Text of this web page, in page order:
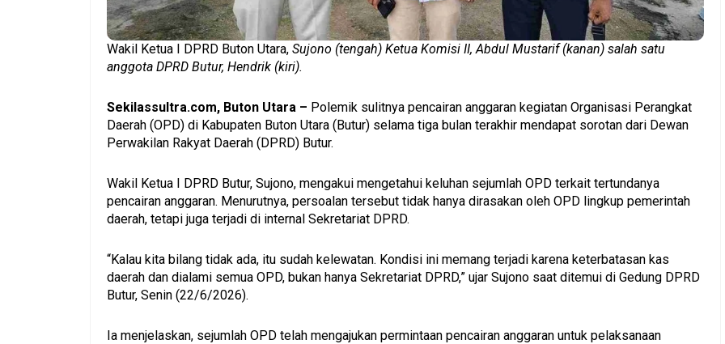
Wakil Ketua I DPRD Buton Utara, Sujono (tengah) Ketua Komisi II, Abdul Mustarif (kanan) salah satu
anggota DPRD Butur, Hendrik (kiri).
Sekilassultra.com, Buton Utara – Polemik sulitnya pencairan anggaran kegiatan Organisasi Perangkat
Daerah (OPD) di Kabupaten Buton Utara (Butur) selama tiga bulan terakhir mendapat sorotan dari Dewan
Perwakilan Rakyat Daerah (DPRD) Butur.
Wakil Ketua I DPRD Butur, Sujono, mengakui mengetahui keluhan sejumlah OPD terkait tertundanya
pencairan anggaran. Menurutnya, persoalan tersebut tidak hanya dirasakan oleh OPD lingkup pemerintah
daerah, tetapi juga terjadi di internal Sekretariat DPRD.
“Kalau kita bilang tidak ada, itu sudah kelewatan. Kondisi ini memang terjadi karena keterbatasan kas
daerah dan dialami semua OPD, bukan hanya Sekretariat DPRD,” ujar Sujono saat ditemui di Gedung DPRD
Butur, Senin (22/6/2026).
Ia menjelaskan, sejumlah OPD telah mengajukan permintaan pencairan anggaran untuk pelaksanaan